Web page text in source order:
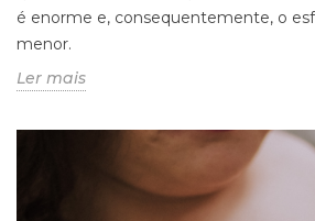
é enorme e, consequentemente, o
menor.
Ler mais